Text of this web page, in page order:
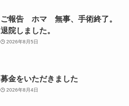
ご報告 ホマ 無事、手術終了。
退院しました。
2026年8月5日
募金をいただきました
2026年8月4日